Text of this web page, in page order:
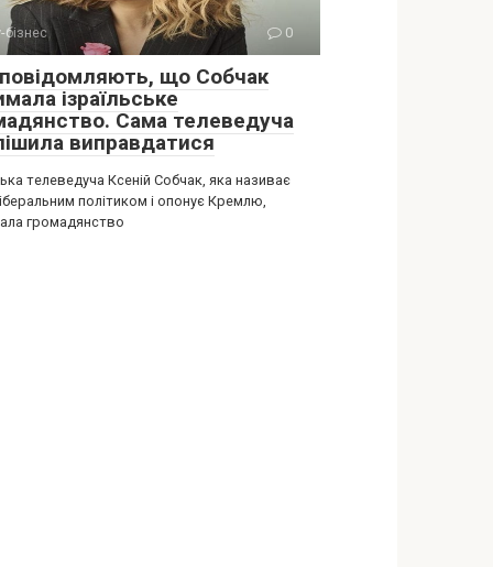
0
що Собчак
ізраїльське
Сама телеведуча
виправдатися
телеведуча Ксеній Собчак, яка називає
політиком і опонує Кремлю,
громадянство